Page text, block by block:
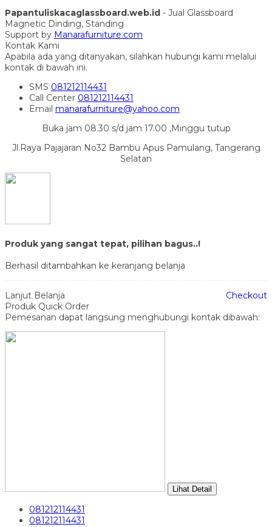
Papantuliskacaglassboard.web.id - Jual Glassboard
Magnetic Dinding, Standing
Support by Manarafurniture.com
Kontak Kami
Apabila ada yang ditanyakan, silahkan hubungi kami melalui
kontak di bawah ini.
SMS 081212114431
Call Center 081212114431
Email manarafurniture@yahoo.com
Buka jam 08.30 s/d jam 17.00 ,Minggu tutup
Jl.Raya Pajajaran No32 Bambu Apus Pamulang, Tangerang
Selatan
Produk yang sangat tepat, pilihan bagus..!
Berhasil ditambahkan ke keranjang belanja
Lanjut Belanja
Checkout
Produk Quick Order
Pemesanan dapat langsung menghubungi kontak dibawah:
Lihat Detail
081212114431
081212114431